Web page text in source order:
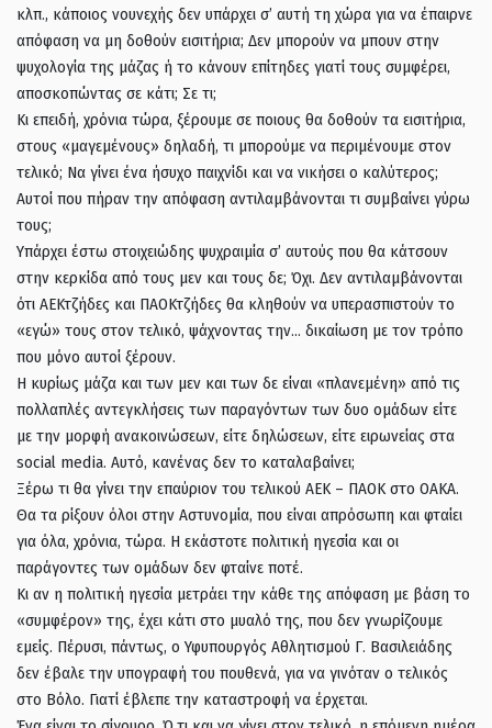
κλπ., κάποιος νουνεχής δεν υπάρχει σ’ αυτή τη χώρα για να έπαιρνε
απόφαση να μη δοθούν εισιτήρια; Δεν μπορούν να μπουν στην
ψυχολογία της μάζας ή το κάνουν επίτηδες γιατί τους συμφέρει,
αποσκοπώντας σε κάτι; Σε τι;
Κι επειδή, χρόνια τώρα, ξέρουμε σε ποιους θα δοθούν τα εισιτήρια,
στους «μαγεμένους» δηλαδή, τι μπορούμε να περιμένουμε στον
τελικό; Να γίνει ένα ήσυχο παιχνίδι και να νικήσει ο καλύτερος;
Αυτοί που πήραν την απόφαση αντιλαμβάνονται τι συμβαίνει γύρω
τους;
Υπάρχει έστω στοιχειώδης ψυχραιμία σ’ αυτούς που θα κάτσουν
στην κερκίδα από τους μεν και τους δε; Όχι. Δεν αντιλαμβάνονται
ότι ΑΕΚτζήδες και ΠΑΟΚτζήδες θα κληθούν να υπερασπιστούν το
«εγώ» τους στον τελικό, ψάχνοντας την… δικαίωση με τον τρόπο
που μόνο αυτοί ξέρουν.
Η κυρίως μάζα και των μεν και των δε είναι «πλανεμένη» από τις
πολλαπλές αντεγκλήσεις των παραγόντων των δυο ομάδων είτε
με την μορφή ανακοινώσεων, είτε δηλώσεων, είτε ειρωνείας στα
social media. Αυτό, κανένας δεν το καταλαβαίνει;
Ξέρω τι θα γίνει την επαύριον του τελικού ΑΕΚ – ΠΑΟΚ στο ΟΑΚΑ.
Θα τα ρίξουν όλοι στην Αστυνομία, που είναι απρόσωπη και φταίει
για όλα, χρόνια, τώρα. Η εκάστοτε πολιτική ηγεσία και οι
παράγοντες των ομάδων δεν φταίνε ποτέ.
Κι αν η πολιτική ηγεσία μετράει την κάθε της απόφαση με βάση το
«συμφέρον» της, έχει κάτι στο μυαλό της, που δεν γνωρίζουμε
εμείς. Πέρυσι, πάντως, ο Υφυπουργός Αθλητισμού Γ. Βασιλειάδης
δεν έβαλε την υπογραφή του πουθενά, για να γινόταν ο τελικός
στο Βόλο. Γιατί έβλεπε την καταστροφή να έρχεται.